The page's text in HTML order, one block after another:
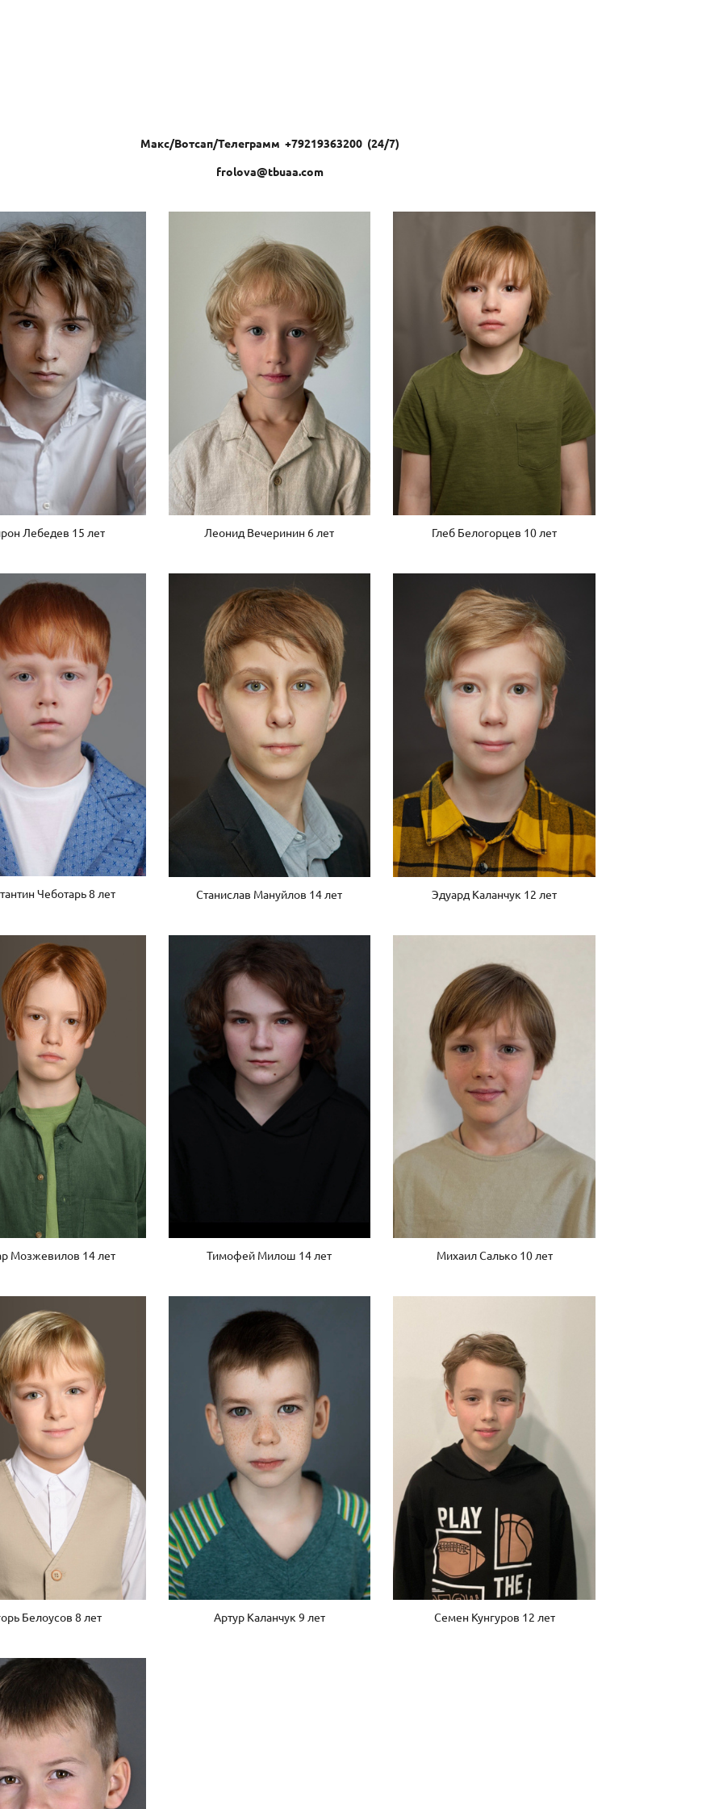
Макс/Вотсап/Телеграмм +79219363200 (24/7)
frolova@tbuaa.com
Лебедев 15 лет Леонид Вечеринин 6 лет Глеб Белогорцев 10 лет
Чеботарь 8 лет Станислав Мануйлов 14 лет Эдуард Каланчук 12 лет
Мозжевилов 14 лет Тимофей Милош 14 лет Михаил Салько 10 лет
Белоусов 8 лет Артур Каланчук 9 лет Семен Кунгуров 12 лет